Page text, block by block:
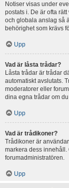
Notiser visas under
postats i. De är ofta
och globala anslag så
behörighet som krävs
Upp
Vad är låsta trådar?
Låsta trådar är trådar
automatiskt avslutats.
moderatorer eller
dina egna trådar om
Upp
Vad är trådikoner?
Trådikoner är
markera dess innehåll.
forumadministratören.
Upp